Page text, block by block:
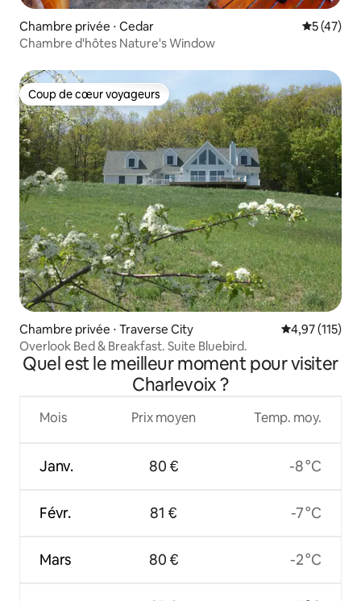
Chambre privée ⋅ Cedar
5 (47)
Chambre d'hôtes Nature's Window
Coup de cœur voyageurs
Coup de cœur voyageurs
Chambre privée ⋅ Traverse City Évaluation
4,97 (115)
Overlook Bed & Breakfast. Suite Bluebird.
Quel est le meilleur moment pour visiter
Charlevoix ?
Mois
Janv.
Févr.
Mars
Prix moyen
80 €
81 €
80 €
Temp. moy.
-8 °C
-7 °C
-2 °C